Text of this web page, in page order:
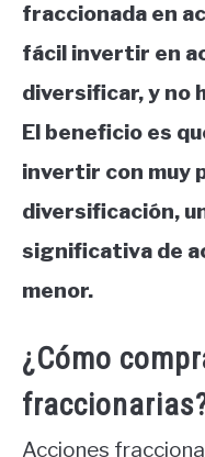
fraccionada en
fácil invertir en
diversificar, y no
El beneficio es
invertir con muy
diversificación,
significativa de
menor.
¿Cómo
Acciones